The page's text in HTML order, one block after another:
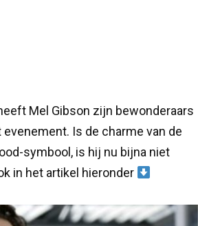
Mel Gibson zijn bewonderaars
Is de charme van de
symbool, is hij nu bijna niet
in het artikel hieronder